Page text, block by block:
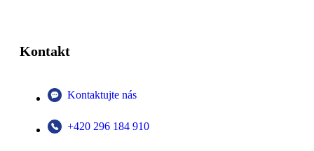
Kontakt
Kontaktujte nás
+420 296 184 910